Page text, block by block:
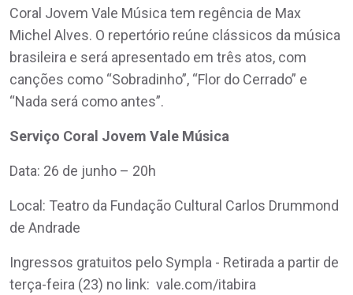
Coral Jovem Vale Música tem regência de Max
Michel Alves. O repertório reúne clássicos da música
brasileira e será apresentado em três atos, com
canções como “Sobradinho”, “Flor do Cerrado” e
“Nada será como antes”.
Serviço Coral Jovem Vale Música
Data: 26 de junho – 20h
Local: Teatro da Fundação Cultural Carlos Drummond
de Andrade
Ingressos gratuitos pelo Sympla - Retirada a partir de
terça-feira (23) no link: vale.com/itabira